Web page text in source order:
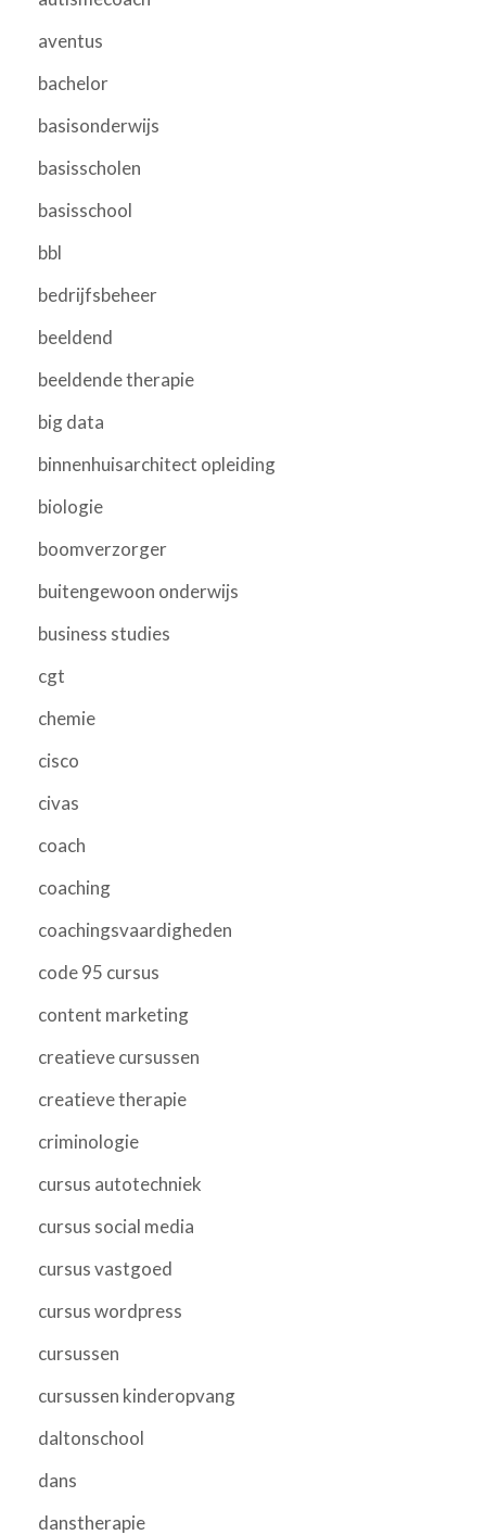
aventus
bachelor
basisonderwijs
basisscholen
basisschool
bbl
bedrijfsbeheer
beeldend
beeldende therapie
big data
binnenhuisarchitect opleiding
biologie
boomverzorger
buitengewoon onderwijs
business studies
cgt
chemie
cisco
civas
coach
coaching
coachingsvaardigheden
code 95 cursus
content marketing
creatieve cursussen
creatieve therapie
criminologie
cursus autotechniek
cursus social media
cursus vastgoed
cursus wordpress
cursussen
cursussen kinderopvang
daltonschool
dans
danstherapie